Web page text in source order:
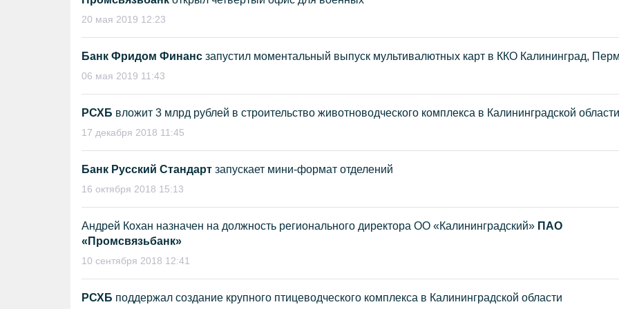
20 мая 2019 12:23
Банк Фридом Финанс запустил моментальный выпуск мультивалютных карт в ККО Калининград,
06 мая 2019 11:43
РСХБ вложит 3 млрд рублей в строительство животноводческого комплекса в Калининградской области
17 декабря 2018 11:45
Банк Русский Стандарт запускает мини-формат отделений
16 октября 2018 15:13
Андрей Кохан назначен на должность регионального директора ОО «Калининградский» ПАО
«Промсвязьбанк»
10 сентября 2018 12:41
РСХБ поддержал создание крупного птицеводческого комплекса в Калининградской области